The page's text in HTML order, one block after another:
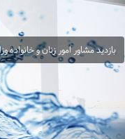
بازدید مشاور امور زنان و